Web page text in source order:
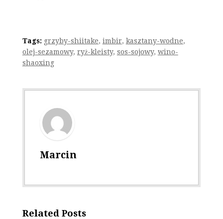
Tags: grzyby-shiitake, imbir, kasztany-wodne,
olej-sezamowy, ryż-kleisty, sos-sojowy, wino-
shaoxing
Marcin
Related Posts